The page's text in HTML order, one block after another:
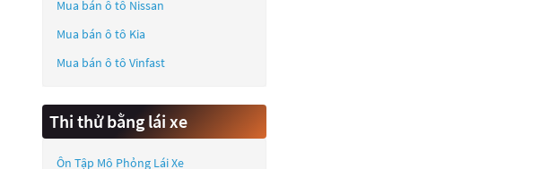
Mua bán ô tô Nissan
Mua bán ô tô Kia
Mua bán ô tô Vinfast
Thi thử bằng lái xe
Ôn Tập Mô Phỏng Lái Xe